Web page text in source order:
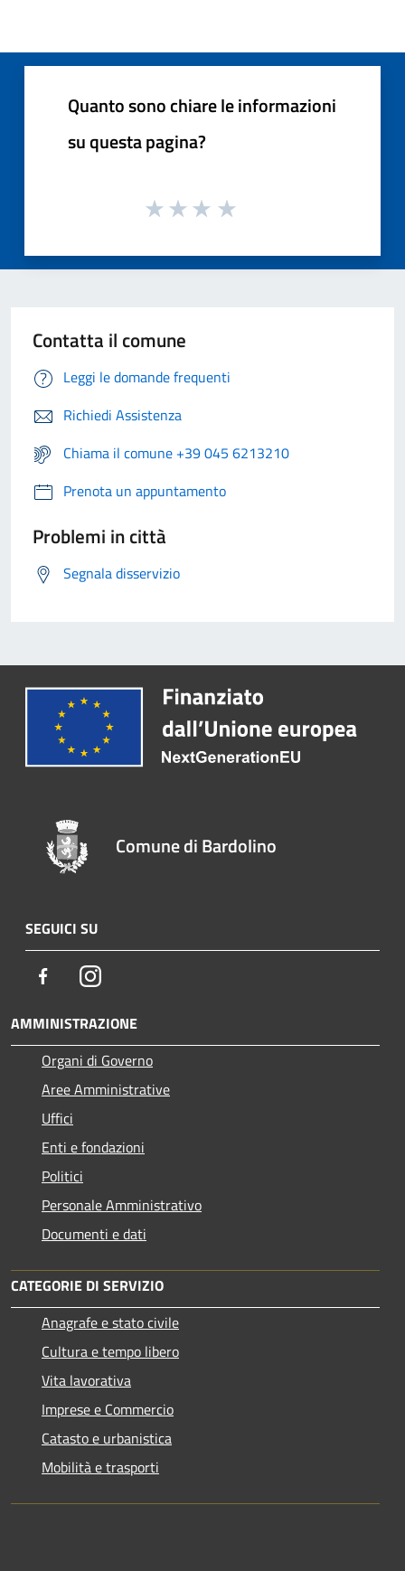
Quanto sono chiare le informazioni
su questa pagina?
Contatta il comune
Leggi le domande frequenti
Richiedi Assistenza
Chiama il comune +39 045 6213210
Prenota un appuntamento
Problemi in città
Segnala disservizio
Comune di Bardolino
SEGUICI SU
FacebookInstagram
AMMINISTRAZIONE
Organi di Governo
Aree Amministrative
Uffici
Enti e fondazioni
Politici
Personale Amministrativo
Documenti e dati
CATEGORIE DI SERVIZIO
Anagrafe e stato civile
Cultura e tempo libero
Vita lavorativa
Imprese e Commercio
Catasto e urbanistica
Mobilità e trasporti